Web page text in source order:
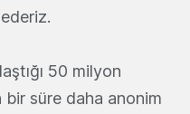
50 milyon
bir süre daha anonim